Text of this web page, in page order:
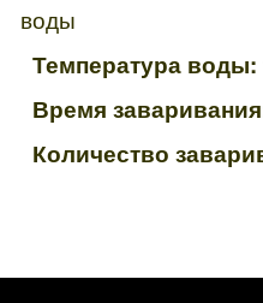
воды
Температура воды:
Время
Количество